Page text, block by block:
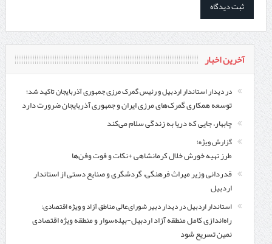
آخرین اخبار
در دیدار استاندار اردبیل و رئیس گمرک مرزی جمهوری آذربایجان تاکید شد؛
توسعه همکاری گمرک‌های مرزی ایران و جمهوری آذربایجان ضرورت دارد
چابهار، جایی که دریا به زندگی سلام می‌کند
گزارش ویژه؛
طرز تهیه خورش خلال کرمانشاهی +نکات و فوت وفن‌ها
قدردانی وزیر میراث فرهنگی، گردشگری و صنایع دستی از استاندار
اردبیل
استاندار اردبیل در دیدار دبیر شورای‌عالی مناطق آزاد و ویژه اقتصادی:
راه‌اندازی کامل منطقه آزاد اردبیل-بیله‌سوار و منطقه ویژه اقتصادی
نمین تسریع شود